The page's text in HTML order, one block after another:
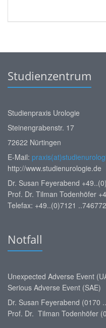
Studienzentrum
Studienpraxis Urologie
Steinengrabenstr. 17
72622 Nürtingen
E-Mail:
http://www.studienurologie.de
Dr. Susan Feyerabend
Prof. Dr. Tilman Todenhöfer
Telefax: +49..(0)7121 ..746772
Notfall
Unexpected Adverse Event
Serious Adverse Event (SAE)
Dr. Susan Feyerabend (0170
Prof. Dr. Tilman Todenhöfer